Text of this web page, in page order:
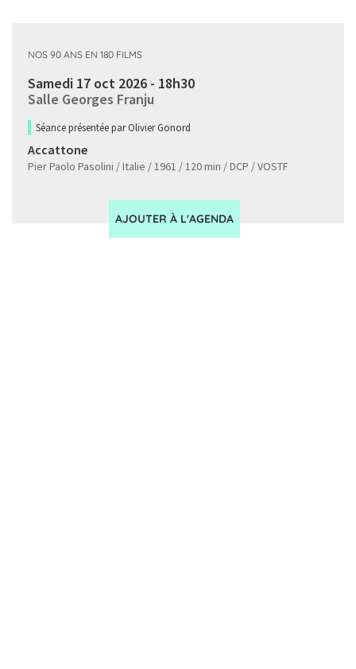
NOS 90 ANS EN 180 FILMS
Samedi 17 oct 2026 - 18h30
Salle Georges Franju
Séance présentée par Olivier Gonord
Accattone
Pier Paolo Pasolini / Italie / 1961 / 120 min / DCP / VOSTF
AJOUTER À L'AGENDA